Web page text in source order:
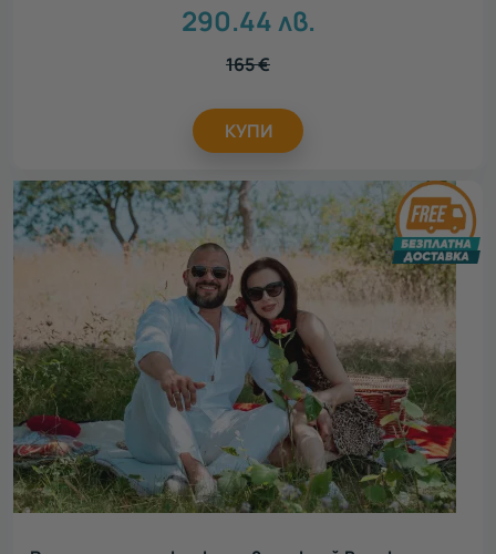
290.44лв.
165€
КУПИ